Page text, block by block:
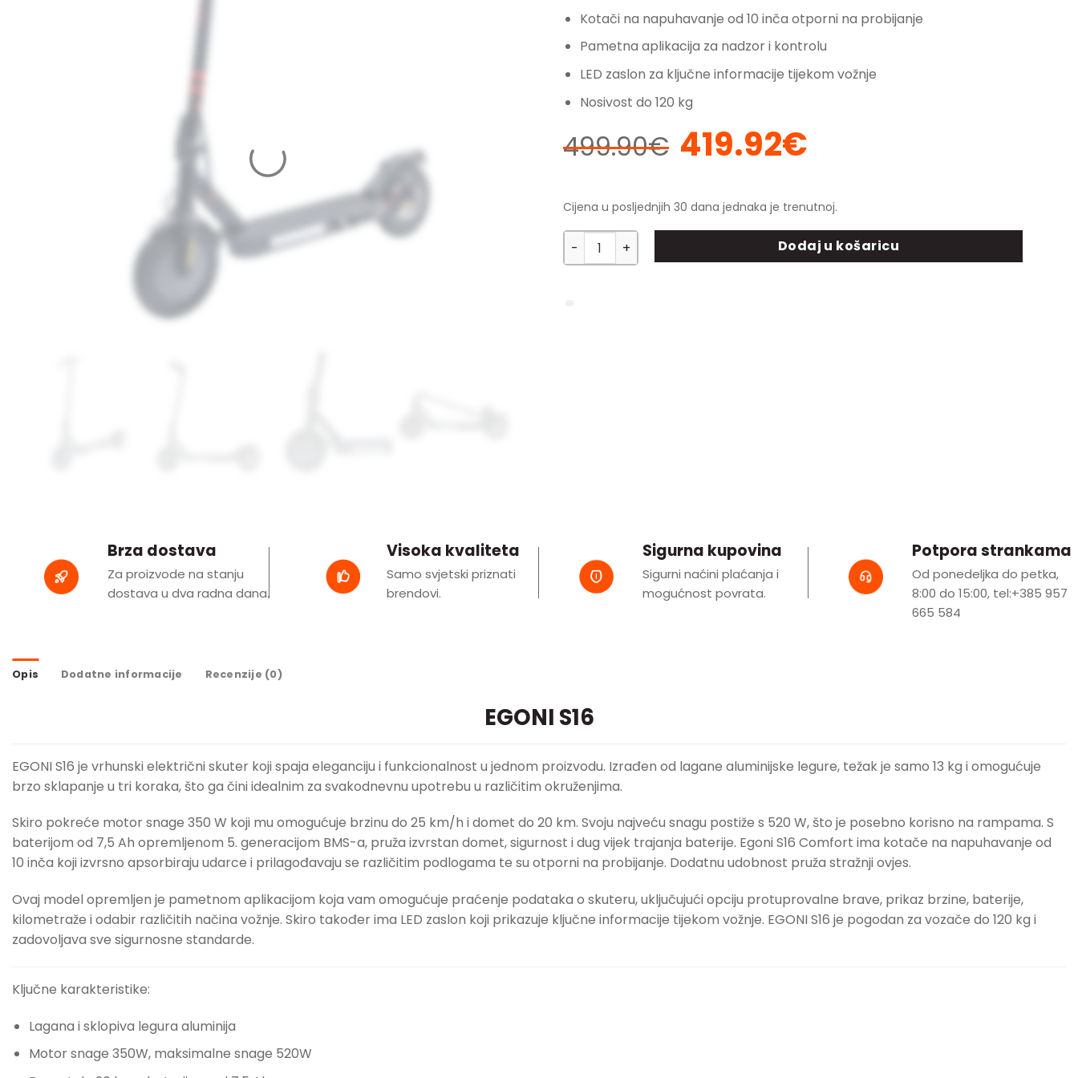
Kotači na napuhavanje od 10 inča otporni na probijanje
Pametna aplikacija za nadzor i kontrolu
LED zaslon za ključne informacije tijekom vožnje
Nosivost do 120 kg
499.90€ Izvorna
cijena
je:
499.90€.
419.92€Trenutna
419.92€.
Cijena u posljednjih 30 dana jednaka je trenutnoj.
EGONI S16 - Električni romobil - 350W - domet do 20 km količina
Dodaj u košaricu
Brza dostava
Za proizvode na stanju
dostava u dva radna dana.
Visoka kvaliteta
Samo svjetski priznati
brendovi.
Sigurna kupovina
Sigurni naćini plaćanja i
mogućnost povrata.
Potpora strankama
Od ponedeljka do petka,
8:00 do 15:00, tel:+385 957
665 584
Opis Dodatne informacije Recenzije (0)
EGONI S16
EGONI S16 je vrhunski električni skuter koji spaja eleganciju i funkcionalnost u jednom proizvodu. Izrađen od lagane aluminijske legure, težak je samo 13 kg i omogućuje
brzo sklapanje u tri koraka, što ga čini idealnim za svakodnevnu upotrebu u različitim okruženjima.
Skiro pokreće motor snage 350 W koji mu omogućuje brzinu do 25 km/h i domet do 20 km. Svoju najveću snagu postiže s 520 W, što je posebno korisno na rampama. S
baterijom od 7,5 Ah opremljenom 5. generacijom BMS-a, pruža izvrstan domet, sigurnost i dug vijek trajanja baterije. Egoni S16 Comfort ima kotače na napuhavanje od
10 inča koji izvrsno apsorbiraju udarce i prilagođavaju se različitim podlogama te su otporni na probijanje. Dodatnu udobnost pruža stražnji ovjes.
Ovaj model opremljen je pametnom aplikacijom koja vam omogućuje praćenje podataka o skuteru, uključujući opciju protuprovalne brave, prikaz brzine, baterije,
kilometraže i odabir različitih načina vožnje. Skiro također ima LED zaslon koji prikazuje ključne informacije tijekom vožnje. EGONI S16 je pogodan za vozače do 120 kg i
zadovoljava sve sigurnosne standarde.
Ključne karakteristike:
Lagana i sklopiva legura aluminija
Motor snage 350W, maksimalne snage 520W